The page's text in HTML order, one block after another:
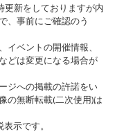
新をしておりますが内
、事前にご確認のう
ベントの開催情報、
どは変更になる場合が
ジへの掲載の許諾をい
の無断転載(二次使用)は
示です。